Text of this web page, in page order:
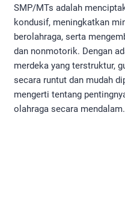
SMP/MTs adalah
kondusif, meningkatkan
berolahraga, serta
dan nonmotorik. Dengan
merdeka yang terstruktur,
secara runtut dan mudah
mengerti tentang
olahraga secara mendalam.